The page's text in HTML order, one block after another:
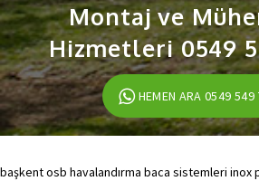
Montaj ve
Hizmetleri 0549
HEMEN ARA 0549 549
başkent osb havalandırma baca sistemleri